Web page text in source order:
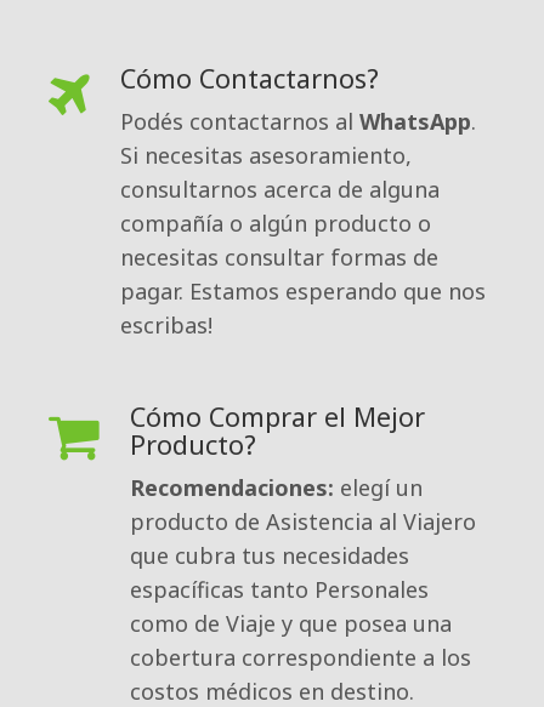
Cómo Contactarnos?
Podés contactarnos al WhatsApp.
Si necesitas asesoramiento,
consultarnos acerca de alguna
compañía o algún producto o
necesitas consultar formas de
pagar. Estamos esperando que nos
escribas!
Cómo Comprar el Mejor
Producto?
Recomendaciones: elegí un
producto de Asistencia al Viajero
que cubra tus necesidades
espacíficas tanto Personales
como de Viaje y que posea una
cobertura correspondiente a los
costos médicos en destino.